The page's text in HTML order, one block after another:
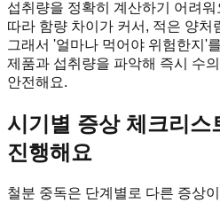
섭취량을 정확히 계산하기 어려
따라 함량 차이가 커서, 적은 양처
그래서 '얼마나 먹어야 위험한지'
제품과 섭취량을 파악해 즉시 수
안전해요.
시기별 증상 체크리
진행해요
철분 중독은 단계별로 다른 증상